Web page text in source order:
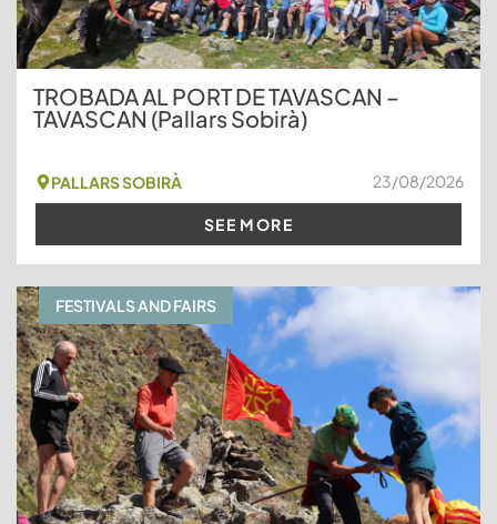
TROBADA AL PORT DE TAVASCAN –
TAVASCAN (Pallars Sobirà)
PALLARS SOBIRÀ 23/08/2026
SEE MORE
FESTIVALS AND FAIRS